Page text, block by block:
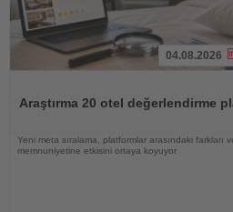
04.08.2026
Araştırma 20 otel değerlendirme
Yeni meta sıralama, platformlar arasındaki farkları
memnuniyetine etkisini ortaya koyuyor